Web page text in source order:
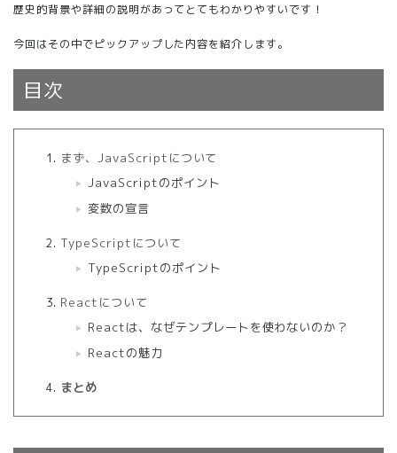
歴史的背景や詳細の説明があってとてもわかりやすいです！
今回はその中でピックアップした内容を紹介します。
目次
まず、JavaScriptについて
JavaScriptのポイント
変数の宣言
TypeScriptについて
TypeScriptのポイント
Reactについて
Reactは、なぜテンプレートを使わないのか？
Reactの魅力
まとめ